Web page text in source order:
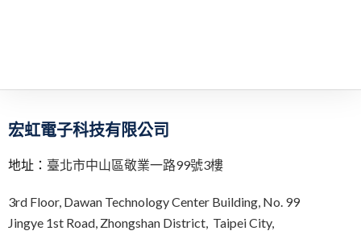
宏虹電子科技有限公司
地址： 臺北市中山區敬業一路99號3樓
3rd Floor, Dawan Technology Center Building, No. 99
Jingye 1st Road, Zhongshan District, Taipei City,